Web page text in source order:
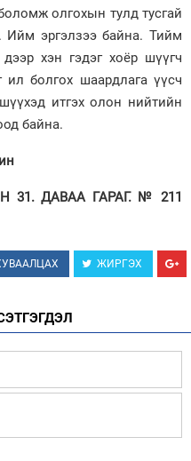
олгохын тулд тусгай
Ийм эргэлзээ байна. Тийм
хэн гэдэг хоёр шүүгч
ил болгох шаардлага үүсч
итгэх олон нийтийн
байна.
31. ДАВАА ГАРАГ. № 211
ЖИРГЭХ